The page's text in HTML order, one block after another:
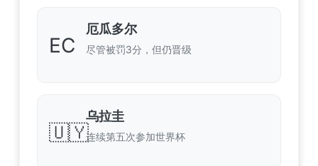
EC
厄瓜多尔
尽管被罚3分，但仍晋级
🇺🇾
乌拉圭
连续第五次参加世界杯